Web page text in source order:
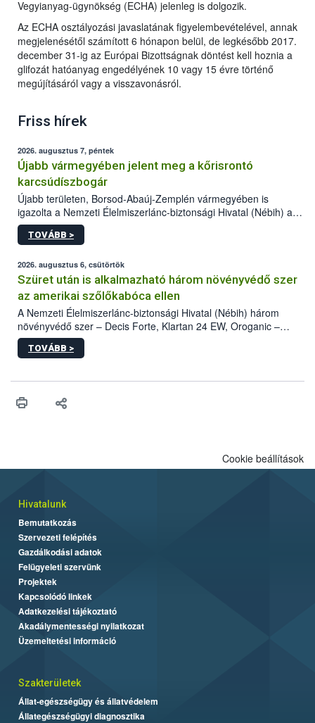
Vegyianyag-ügynökség (ECHA) jelenleg is dolgozik.
Az ECHA osztályozási javaslatának figyelembevételével, annak
megjelenésétől számított 6 hónapon belül, de legkésőbb 2017.
december 31-ig az Európai Bizottságnak döntést kell hoznia a
glifozát hatóanyag engedélyének 10 vagy 15 évre történő
megújításáról vagy a visszavonásról.
Friss hírek
2026. augusztus 7, péntek
Újabb vármegyében jelent meg a kőrisrontó
karcsúdíszbogár
Újabb területen, Borsod-Abaúj-Zemplén vármegyében is
igazolta a Nemzeti Élelmiszerlánc-biztonsági Hivatal (Nébih) a
kőrisrontó karcsúdíszbogár (Agrilus planipennis) jelenlétét. A
kártevőt nem csak színcsapdában találták meg, de már fertőzött
az intenzív felderítést, emellett az intézkedéseket a szlovák
hatósággal is összehangolják a terjedés megállítása érdekében.
TOVÁBB >
2026. augusztus 6, csütörtök
Szüret után is alkalmazható három növényvédő szer
az amerikai szőlőkabóca ellen
A Nemzeti Élelmiszerlánc-biztonsági Hivatal (Nébih) három
növényvédő szer – Decis Forte, Klartan 24 EW, Oroganic –
engedélyokiratát módosította, így azok a szüretet követően,
egészen a vesszőérettség (BBCH 91) stádiumáig
érésű szőlőkben is legyen lehetőség a károsító elleni további
felhasználók számára is elérhető és ökológiai termesztésben is
TOVÁBB >
Cookie beállítások
Hivatalunk
Bemutatkozás
Szervezeti felépítés
Gazdálkodási adatok
Felügyeleti szervünk
Projektek
Kapcsolódó linkek
Adatkezelési tájékoztató
Akadálymentességi nyilatkozat
Üzemeltetési információ
Szakterületek
Állat-egészségügy és állatvédelem
Állategészségügyi diagnosztika